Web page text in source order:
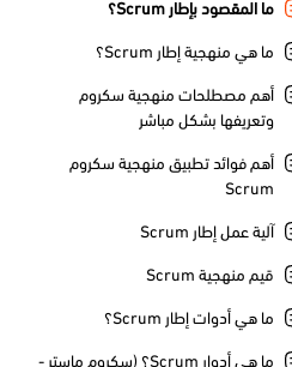
ما المقصود بإطار Scrum؟
ما هي منهجية إطار Scrum؟
أهم مصطلحات منهجية سكروم
وتعريفها بشكل مباشر
أهم فوائد تطبيق منهجية سكروم
Scrum
آلية عمل إطار Scrum
قيم منهجية Scrum
ما هي أدوات إطار Scrum؟
ما هي أدوار Scrum؟ (سكروم ماستر -